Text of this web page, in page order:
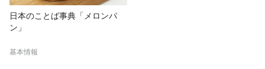
日本のことば事典「メロンパ
ン」
基本情報